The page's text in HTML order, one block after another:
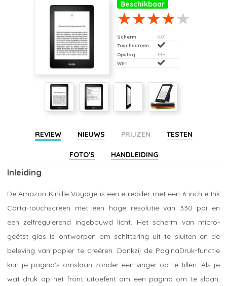
Beschikbaar
Scherm
6,0"
Touchscreen
Opslag
MB
WiFi
REVIEW NIEUWS PRIJZEN TESTEN
FOTO'S HANDLEIDING
Inleiding
De Amazon Kindle Voyage is een e-reader met een 6-inch e-Ink
Carta-touchscreen met een hoge resolutie van 330 ppi en
een zelfregulerend ingebouwd licht. Het scherm van micro-
geëtst glas is ontworpen om schittering uit te sluiten en de
beleving van papier te creëren. Dankzij de PaginaDruk-functie
kun je pagina's omslaan zonder een vinger op te tillen. Als je
wat druk op het front uitoefent om een pagina om te slaan,